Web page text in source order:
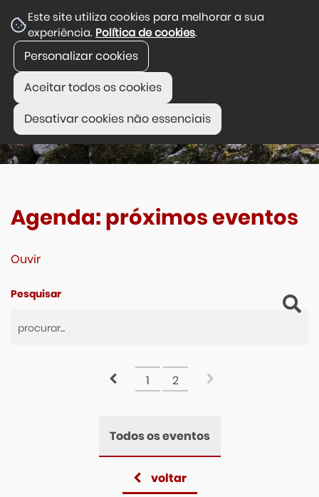
Este site utiliza cookies para melhorar a sua
experiência. Política de cookies.
Personalizar cookies
Aceitar todos os cookies
Desativar cookies não essenciais
Agenda: próximos eventos
Ouvir
Pesquisar
1 2
Todos os eventos
voltar